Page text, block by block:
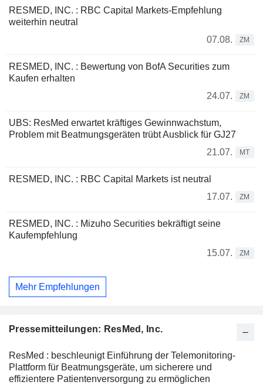
RESMED, INC. : RBC Capital Markets-Empfehlung
weiterhin neutral
07.08.
ZM
RESMED, INC. : Bewertung von BofA Securities zum
Kaufen erhalten
24.07.
ZM
UBS: ResMed erwartet kräftiges Gewinnwachstum,
Problem mit Beatmungsgeräten trübt Ausblick für GJ27
21.07.
MT
RESMED, INC. : RBC Capital Markets ist neutral
17.07.
ZM
RESMED, INC. : Mizuho Securities bekräftigt seine
Kaufempfehlung
15.07.
ZM
Mehr Empfehlungen
Pressemitteilungen: ResMed, Inc.
ResMed : beschleunigt Einführung der Telemonitoring-
Plattform für Beatmungsgeräte, um sicherere und
effizientere Patientenversorgung zu ermöglichen